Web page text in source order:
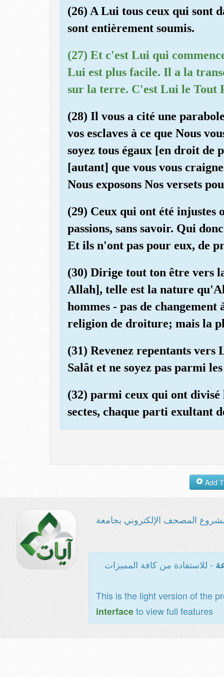
(26) A Lui tous ceux qui sont
sont entièrement soumis.
(27) Et c'est Lui qui
Lui est plus facile. Il a la
sur la terre. C'est Lui le Tout
(28) Il vous a cité une
vos esclaves à ce que Nous
soyez tous égaux [en droit de
[autant] que vous vous
Nous exposons Nos versets
(29) Ceux qui ont été
passions, sans savoir. Qui
Et ils n'ont pas pour eux, de
(30) Dirige tout ton être vers
Allah], telle est la nature
hommes - pas de
religion de droiture; mais la
(31) Revenez repentants
Salât et ne soyez pas parmi
(32) parmi ceux qui ont
sectes, chaque parti exultant
المصحف الإلكتروني بجامعة
- للاستفادة من كافة المميزات
This is the light version of the
interfaceto view full features